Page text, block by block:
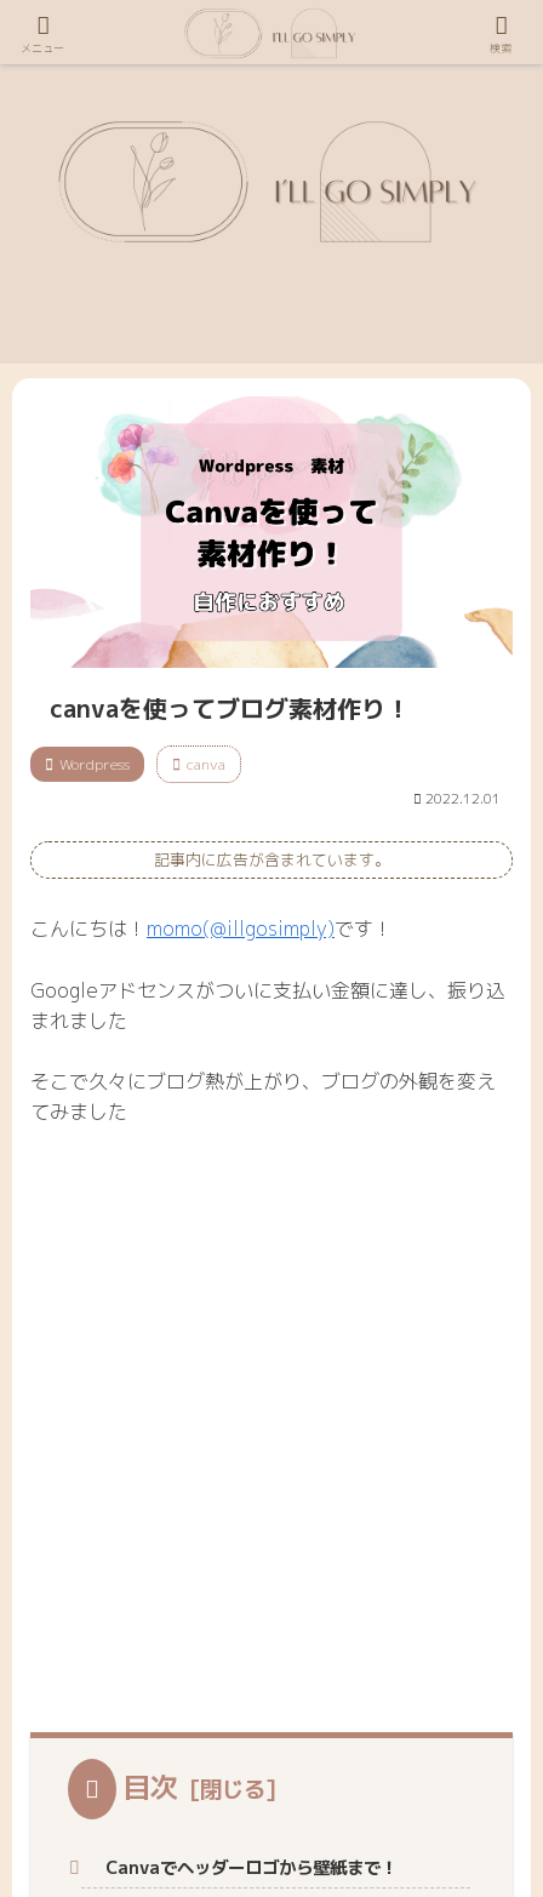
canvaを使ってブログ素材作り！
2022.12.01
Wordpress canva
記事内に広告が含まれています。
こんにちは！ momo(@illgosimply)です！
Googleアドセンスがついに支払い金額に達し、振り込
まれました
そこで久々にブログ熱が上がり、ブログの外観を変え
てみました
目次
Canvaでヘッダーロゴから壁紙まで！
メニュー 検索